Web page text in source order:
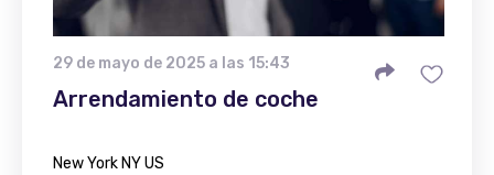
29 de mayo de 2025 a las 15:43
Arrendamiento de coche
New York NY US